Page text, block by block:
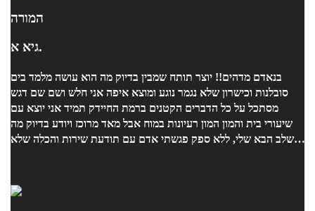
המורה
גיא א.
בנאדם מדהים!! יוצר תותח שמבין בדיוק מה הוא עושה מלמד בים
סובלנות וכישרון שלא נגמר נוגע ומוצא איפה אני חלש ושם שם דגש
מסתכל על כל הדברים הקטנים ברמת החיידק תמיד אני יוצא עם
שיעורי בית והמון המון רעיונות במוח אבל מאד מרוכז ויודע בדיוק מה
השלב הבא שלי, ללא ספק פגשתי אדם עם תודעת שירות והכלה שלא